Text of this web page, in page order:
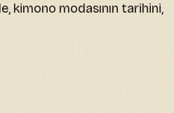
kimono modasının tarihini,